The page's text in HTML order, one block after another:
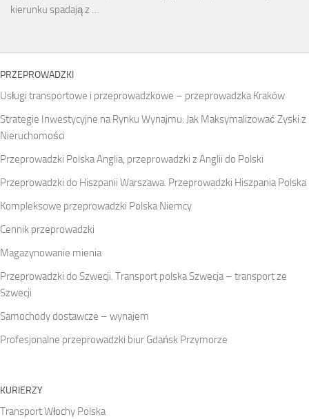
kierunku spadają z …
PRZEPROWADZKI
Usługi transportowe i przeprowadzkowe – przeprowadzka Kraków
Strategie Inwestycyjne na Rynku Wynajmu: Jak Maksymalizować Zyski z
Nieruchomości
Przeprowadzki Polska Anglia, przeprowadzki z Anglii do Polski
Przeprowadzki do Hiszpanii Warszawa. Przeprowadzki Hiszpania Polska
Kompleksowe przeprowadzki Polska Niemcy
Cennik przeprowadzki
Magazynowanie mienia
Przeprowadzki do Szwecji. Transport polska Szwecja – transport ze
Szwecji
Samochody dostawcze – wynajem
Profesjonalne przeprowadzki biur Gdańsk Przymorze
KURIERZY
Transport Włochy Polska